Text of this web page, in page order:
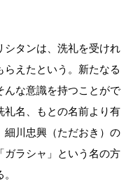
シタンは、洗礼を受けれ
えたという。新たなる
んな意識を持つことがで
礼名、もとの名前より有
細川忠興（ただおき）の
ガラシャ」という名の方